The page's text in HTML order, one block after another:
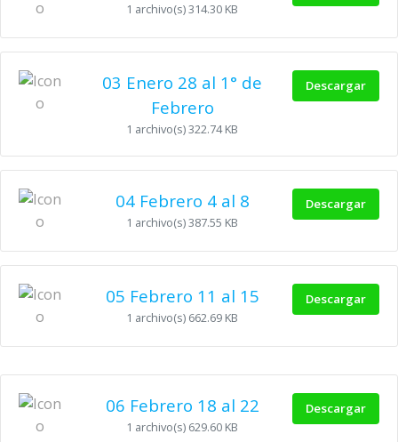
1 archivo(s)314.30 KB
03 Enero 28 al 1° de
Febrero
1 archivo(s)322.74 KB
Descargar
04 Febrero 4 al 8
1 archivo(s)387.55 KB
Descargar
05 Febrero 11 al 15
1 archivo(s) 662.69 KB
Descargar
06 Febrero 18 al 22
1 archivo(s) 629.60 KB
Descargar